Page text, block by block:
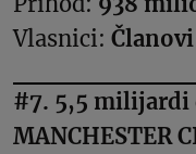
Vlasnici:
#7. 5,5 milijardi
MANCHESTER